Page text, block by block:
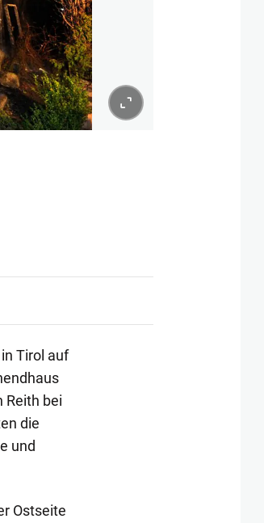
Tirol auf
Reith bei
die
und
Ostseite